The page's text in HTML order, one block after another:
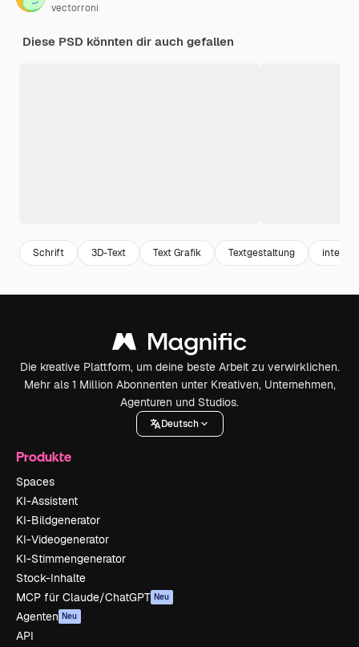
vectorroni
Diese PSD könnten dir auch gefallen
Schrift 3D-Text Text Grafik Textgestaltung
Die kreative Plattform, um deine beste Arbeit zu verwirklichen.
Mehr als 1 Million Abonnenten unter Kreativen, Unternehmen,
Agenturen und Studios.
Deutsch
Produkte
Spaces
KI-Assistent
KI-Bildgenerator
KI-Videogenerator
KI-Stimmengenerator
Stock-Inhalte
MCP für Claude/ChatGPT Neu
Agenten Neu
API